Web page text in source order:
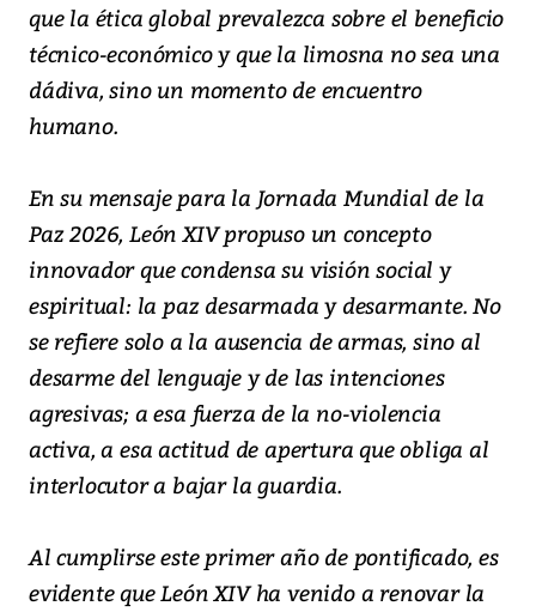
que la ética global prevalezca sobre el beneficio
técnico-económico y que la limosna no sea una
dádiva, sino un momento de encuentro
humano.
En su mensaje para la Jornada Mundial de la
Paz 2026, León XIV propuso un concepto
innovador que condensa su visión social y
espiritual: la paz desarmada y desarmante. No
se refiere solo a la ausencia de armas, sino al
desarme del lenguaje y de las intenciones
agresivas; a esa fuerza de la no-violencia
activa, a esa actitud de apertura que obliga al
interlocutor a bajar la guardia.
Al cumplirse este primer año de pontificado, es
evidente que León XIV ha venido a renovar la